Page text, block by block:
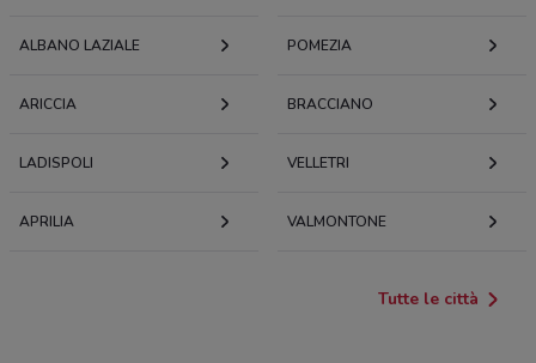
ALBANO LAZIALE POMEZIA
ARICCIA BRACCIANO
LADISPOLI VELLETRI
APRILIA VALMONTONE
Tutte le città